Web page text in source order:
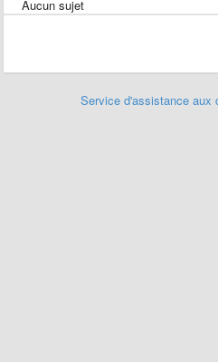
Aucun sujet
Service d'assistance aux